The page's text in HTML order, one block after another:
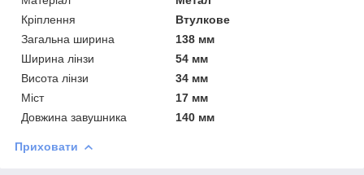
Кріплення
Втулкове
Загальна ширина
138 мм
Ширина лінзи
54 мм
Висота лінзи
34 мм
Міст
17 мм
Довжина завушника
140 мм
Приховати